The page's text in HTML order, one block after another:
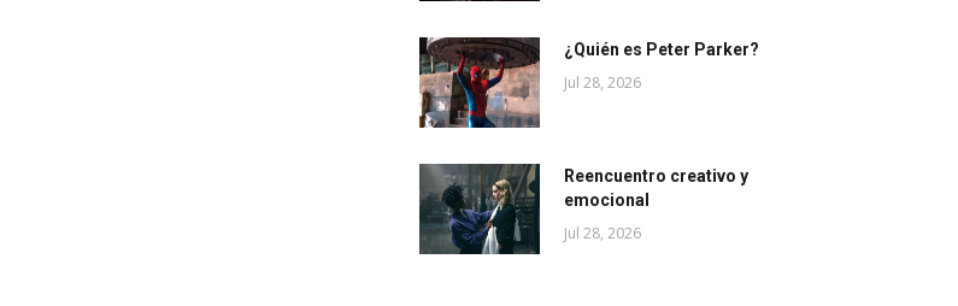
¿Quién es Peter Parker?
Jul 28, 2026
Reencuentro creativo y
emocional
Jul 28, 2026